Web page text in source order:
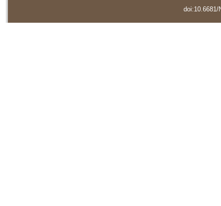
doi:10.6681/